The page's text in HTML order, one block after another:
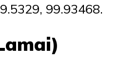
99.93468.